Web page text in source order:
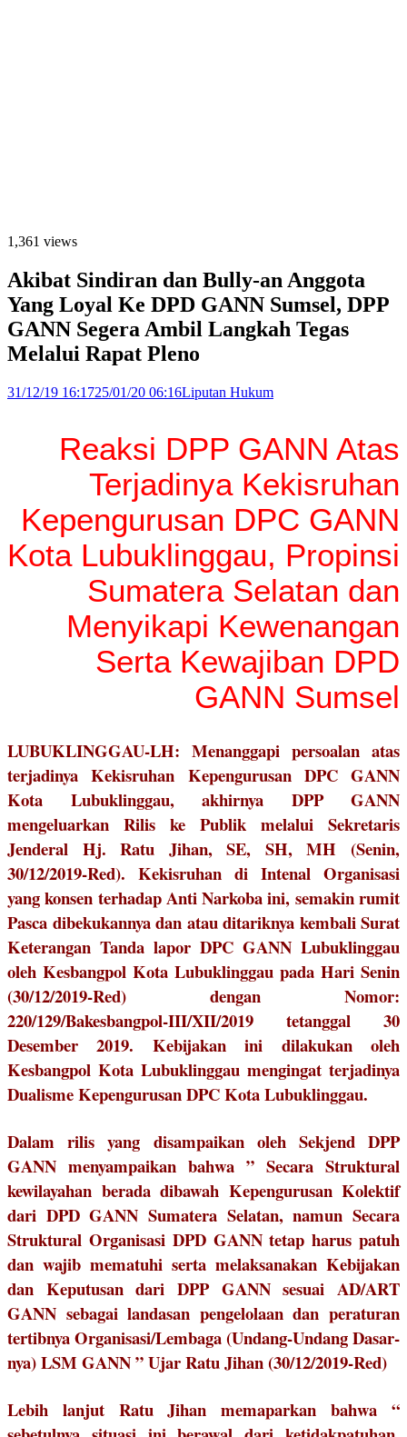
1,361 views
Akibat Sindiran dan Bully-an Anggota
Yang Loyal Ke DPD GANN Sumsel, DPP
GANN Segera Ambil Langkah Tegas
Melalui Rapat Pleno
31/12/19 16:1725/01/20 06:16Liputan Hukum
Reaksi DPP GANN Atas
Terjadinya Kekisruhan
Kepengurusan DPC GANN
Kota Lubuklinggau, Propinsi
Sumatera Selatan dan
Menyikapi Kewenangan
Serta Kewajiban DPD
GANN Sumsel
LUBUKLINGGAU-LH: Menanggapi persoalan atas
terjadinya Kekisruhan Kepengurusan DPC GANN
Kota Lubuklinggau, akhirnya DPP GANN
mengeluarkan Rilis ke Publik melalui Sekretaris
Jenderal Hj. Ratu Jihan, SE, SH, MH (Senin,
30/12/2019-Red). Kekisruhan di Intenal Organisasi
yang konsen terhadap Anti Narkoba ini, semakin rumit
Pasca dibekukannya dan atau ditariknya kembali Surat
Keterangan Tanda lapor DPC GANN Lubuklinggau
oleh Kesbangpol Kota Lubuklinggau pada Hari Senin
(30/12/2019-Red) dengan Nomor:
220/129/Bakesbangpol-III/XII/2019 tetanggal 30
Desember 2019. Kebijakan ini dilakukan oleh
Kesbangpol Kota Lubuklinggau mengingat terjadinya
Dualisme Kepengurusan DPC Kota Lubuklinggau.
Dalam rilis yang disampaikan oleh Sekjend DPP
GANN menyampaikan bahwa ” Secara Struktural
kewilayahan berada dibawah Kepengurusan Kolektif
dari DPD GANN Sumatera Selatan, namun Secara
Struktural Organisasi DPD GANN tetap harus patuh
dan wajib mematuhi serta melaksanakan Kebijakan
dan Keputusan dari DPP GANN sesuai AD/ART
GANN sebagai landasan pengelolaan dan peraturan
tertibnya Organisasi/Lembaga (Undang-Undang Dasar-
nya) LSM GANN ” Ujar Ratu Jihan (30/12/2019-Red)
Lebih lanjut Ratu Jihan memaparkan bahwa “